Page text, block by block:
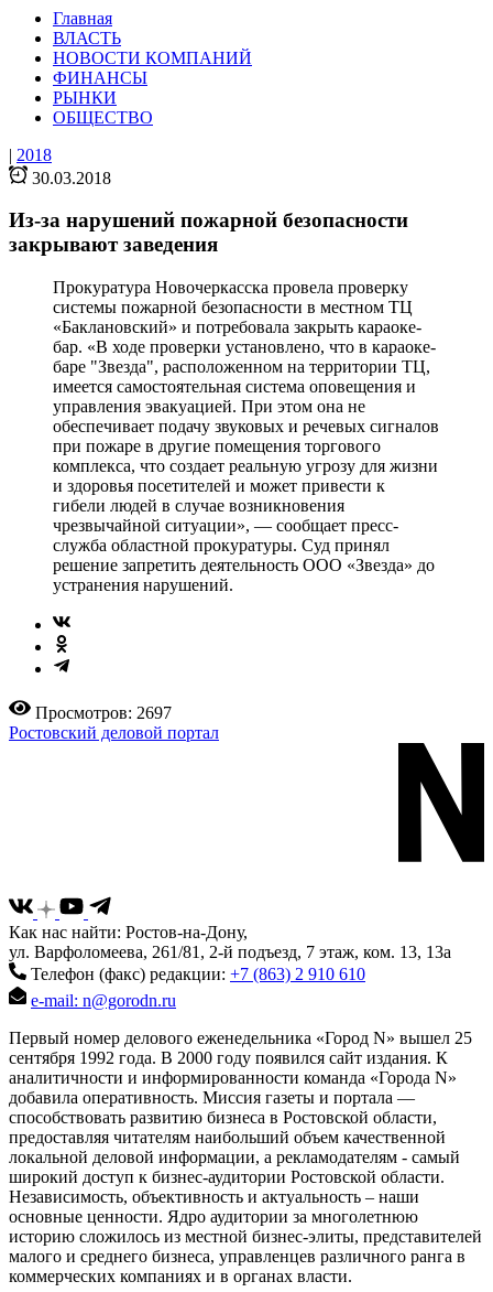
Главная
ВЛАСТЬ
НОВОСТИ КОМПАНИЙ
ФИНАНСЫ
РЫНКИ
ОБЩЕСТВО
| 2018
30.03.2018
Из-за нарушений пожарной безопасности
закрывают заведения
Прокуратура Новочеркасска провела проверку
системы пожарной безопасности в местном ТЦ
«Баклановский» и потребовала закрыть караоке-
бар. «В ходе проверки установлено, что в караоке-
баре "Звезда", расположенном на территории ТЦ,
имеется самостоятельная система оповещения и
управления эвакуацией. При этом она не
обеспечивает подачу звуковых и речевых сигналов
при пожаре в другие помещения торгового
комплекса, что создает реальную угрозу для жизни
и здоровья посетителей и может привести к
гибели людей в случае возникновения
чрезвычайной ситуации», — сообщает пресс-
служба областной прокуратуры. Суд принял
решение запретить деятельность ООО «Звезда» до
устранения нарушений.
Просмотров: 2697
Ростовский деловой портал
Как нас найти: Ростов-на-Дону,
ул. Варфоломеева, 261/81, 2-й подъезд, 7 этаж, ком. 13, 13а
Телефон (факс) редакции: +7 (863) 2 910 610
e-mail: n@gorodn.ru
Первый номер делового еженедельника «Город N» вышел 25
сентября 1992 года. В 2000 году появился сайт издания. К
аналитичности и информированности команда «Города N»
добавила оперативность. Миссия газеты и портала —
способствовать развитию бизнеса в Ростовской области,
предоставляя читателям наибольший объем качественной
локальной деловой информации, а рекламодателям - самый
широкий доступ к бизнес-аудитории Ростовской области.
Независимость, объективность и актуальность – наши
основные ценности. Ядро аудитории за многолетнюю
историю сложилось из местной бизнес-элиты, представителей
малого и среднего бизнеса, управленцев различного ранга в
коммерческих компаниях и в органах власти.